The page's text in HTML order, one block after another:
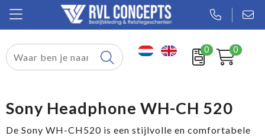
0 0
Relatiegeschenken
Tassen
Sony Headphone WH-CH 520
De Sony WH-CH520 is een stijlvolle en comfortabele